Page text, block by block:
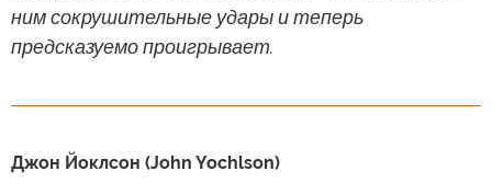
ним сокрушительные удары и теперь
предсказуемо проигрывает.
Джон Йоклсон (John Yochlson)